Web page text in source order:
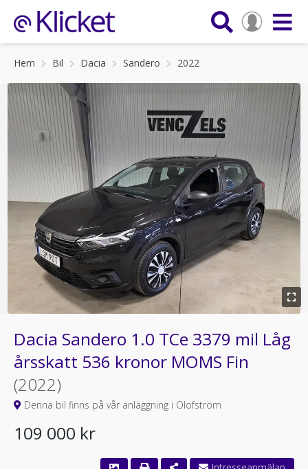
Hem Bil Dacia Sandero 2022
Dacia Sandero 1.0 TCe 3379 mil Låg
årsskatt 536 kronor MOMS Fin
(2022)
Denna bil finns på vår anläggning i Olofström
109 000 kr